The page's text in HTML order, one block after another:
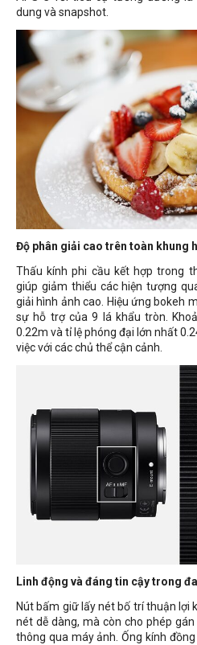
dung và snapshot.
Độ phân giải cao trên toàn khung
Thấu kính phi cầu kết hợp trong
giúp giảm thiểu các hiện tượng
giải hình ảnh cao. Hiệu ứng bokeh
sự hỗ trợ của 9 lá khẩu tròn.
0.22m và tỉ lệ phóng đại lớn nhất
việc với các chủ thể cận cảnh.
Linh động và đáng tin cậy trong
Nút bấm giữ lấy nét bố trí thuận lợi
nét dễ dàng, mà còn cho phép
thông qua máy ảnh. Ống kính